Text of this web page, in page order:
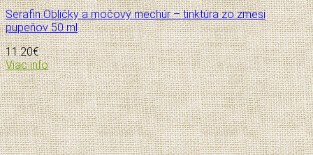
Serafin Obličky a močový mechúr – tinktúra zo zmesi
pupeňov 50 ml
11.20€
Viac info